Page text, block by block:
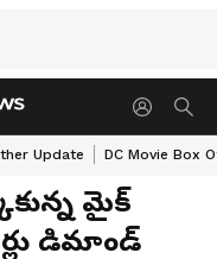
Update DC Movie Box
మైక్
డిమాండ్